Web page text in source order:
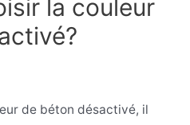
la couleur
de béton désactivé, il